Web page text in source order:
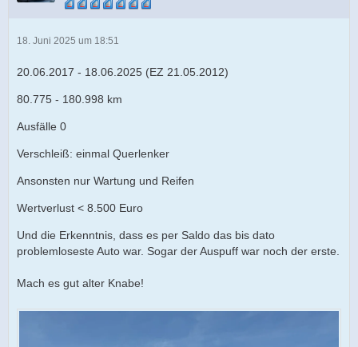
18. Juni 2025 um 18:51
20.06.2017 - 18.06.2025 (EZ 21.05.2012)
80.775 - 180.998 km
Ausfälle 0
Verschleiß: einmal Querlenker
Ansonsten nur Wartung und Reifen
Wertverlust < 8.500 Euro
Und die Erkenntnis, dass es per Saldo das bis dato
problemloseste Auto war. Sogar der Auspuff war noch der erste.
Mach es gut alter Knabe!